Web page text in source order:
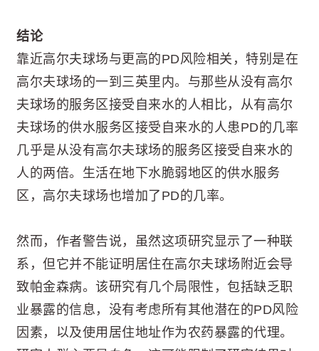
结论
靠近高尔夫球场与更高的PD风险相关，特别是在
高尔夫球场的一到三英里内。与那些从没有高尔
夫球场的服务区接受自来水的人相比，从有高尔
夫球场的供水服务区接受自来水的人患PD的几率
几乎是从没有高尔夫球场的服务区接受自来水的
人的两倍。生活在地下水脆弱地区的供水服务
区，高尔夫球场也增加了PD的几率。
然而，作者警告说，虽然这项研究显示了一种联
系，但它并不能证明居住在高尔夫球场附近会导
致帕金森病。该研究有几个局限性，包括缺乏职
业暴露的信息，没有考虑所有其他潜在的PD风险
因素，以及使用居住地址作为农药暴露的代理。